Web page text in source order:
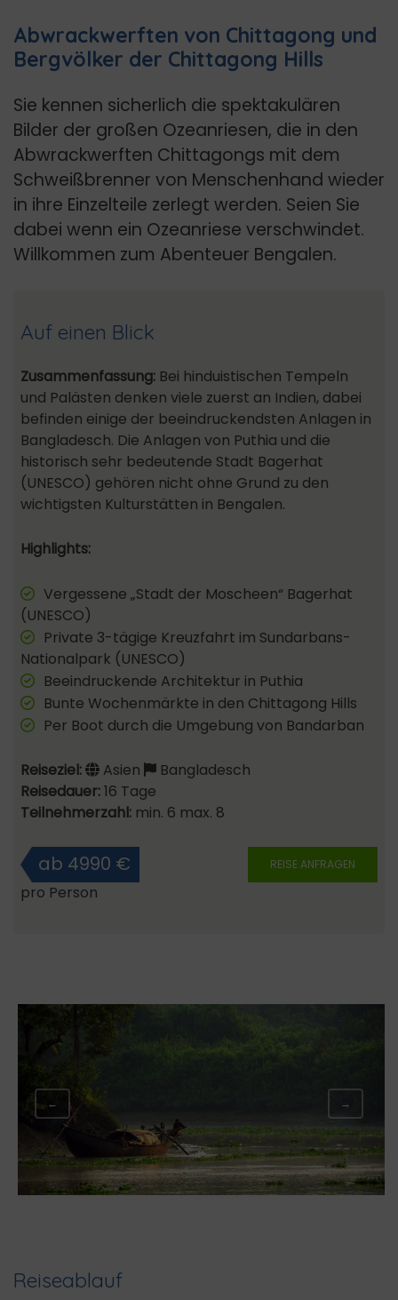
Abwrackwerften von Chittagong und
Bergvölker der Chittagong Hills
Sie kennen sicherlich die spektakulären
Bilder der großen Ozeanriesen, die in den
Abwrackwerften Chittagongs mit dem
Schweißbrenner von Menschenhand wieder
in ihre Einzelteile zerlegt werden. Seien Sie
dabei wenn ein Ozeanriese verschwindet.
Willkommen zum Abenteuer Bengalen.
Auf einen Blick
Zusammenfassung: Bei hinduistischen Tempeln
und Palästen denken viele zuerst an Indien, dabei
befinden einige der beeindruckendsten Anlagen in
Bangladesch. Die Anlagen von Puthia und die
historisch sehr bedeutende Stadt Bagerhat
(UNESCO) gehören nicht ohne Grund zu den
wichtigsten Kulturstätten in Bengalen.
Highlights:
Vergessene „Stadt der Moscheen“ Bagerhat
(UNESCO)
Private 3-tägige Kreuzfahrt im Sundarbans-
Nationalpark (UNESCO)
Beeindruckende Architektur in Puthia
Bunte Wochenmärkte in den Chittagong Hills
Per Boot durch die Umgebung von Bandarban
Reiseziel: Asien
Bangladesch
Reisedauer:16 Tage
Teilnehmerzahl: min. 6 max. 8
REISE ANFRAGEN
ab 4990 €
pro Person
← →
Reiseablauf